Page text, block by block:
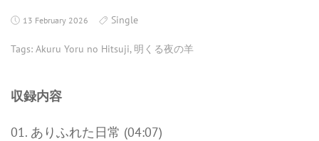
13 February 2026 Single
Tags: Akuru Yoru no Hitsuji, 明くる夜の羊
収録内容
01. ありふれた日常 (04:07)